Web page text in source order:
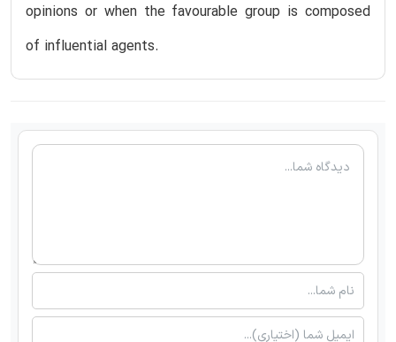
opinions or when the favourable group is composed
of influential agents.